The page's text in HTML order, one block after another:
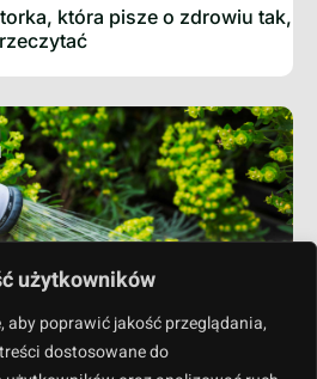
użytkowników
aby poprawić jakość przeglądania,
dostosowane do
która pisze o zdrowiu tak,